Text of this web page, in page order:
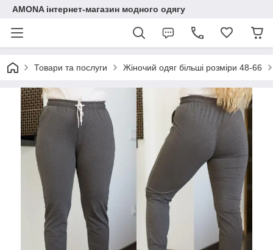
AMONA інтернет-магазин модного одягу
Товари та послуги Жіночий одяг більші розміри 48-66